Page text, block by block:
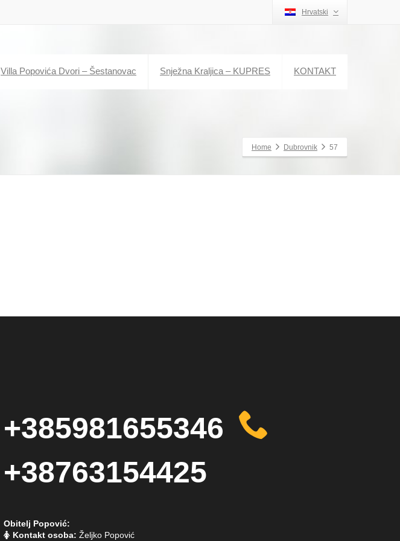
Hrvatski
Villa Popovića Dvori – Šestanovac Snježna Kraljica – KUPRES KONTAKT
Home Dubrovnik 57
+385981655346
+38763154425
Obitelj Popović:
Kontakt osoba: Željko Popović